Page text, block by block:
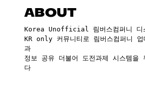
ABOUT
Korea Unofficial 림버스컴퍼니 디
KR only 커뮤니티로 림버스컴퍼니
과
정보 공유 더불어 도전과제 시스템을
다